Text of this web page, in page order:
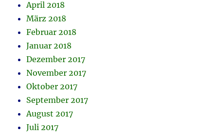
April 2018
März 2018
Februar 2018
Januar 2018
Dezember 2017
November 2017
Oktober 2017
September 2017
August 2017
Juli 2017